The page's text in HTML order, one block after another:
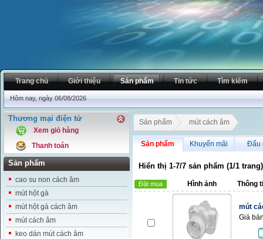
Trang chủ Giới thiệu Sản phẩm Tin tức Tìm kiếm
Hôm nay, ngày 06/08/2026
Thương mại điện tử
Xem giỏ hàng
Thanh toán
Sản phẩm
cao su non cách âm
mút hột gà
mút hột gà cách âm
mút cách âm
keo dán mút cách âm
Sản phẩm mút cách âm
Sản phẩm Khuyến mãi Đấu
Hiển thị 1-7/7 sản phẩm (1/1 trang)
Đặt mua Hình ảnh Thông
mút
Giá